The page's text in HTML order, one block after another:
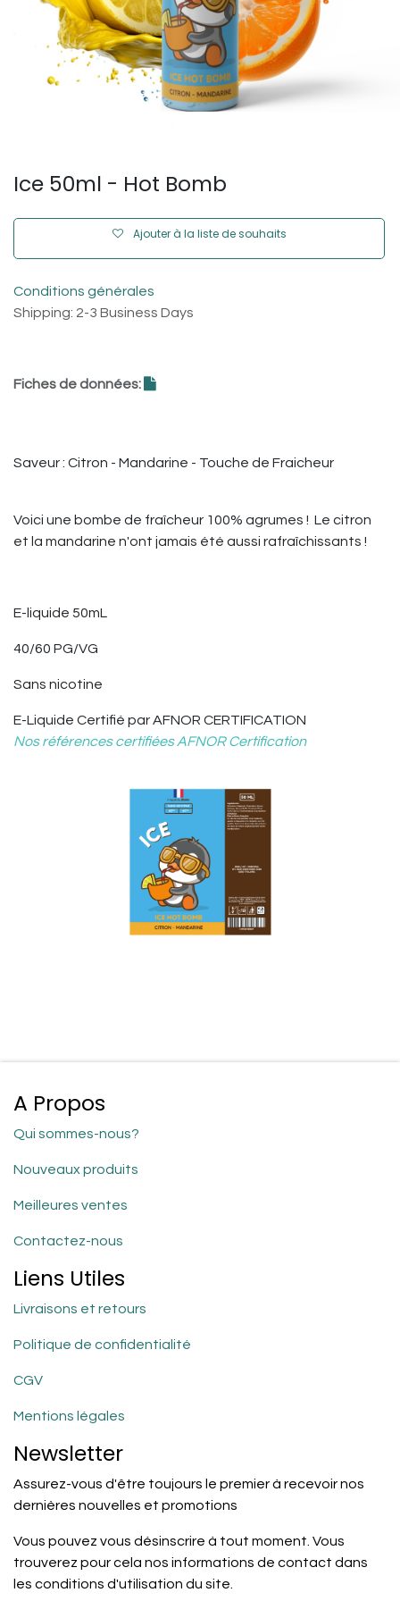
Ice 50ml - Hot Bomb
Ajouter à la liste de souhaits
Conditions générales
Shipping: 2-3 Business Days
Fiches de données:
Saveur : Citron - Mandarine - Touche de Fraicheur
Voici une bombe de fraîcheur 100% agrumes ! Le citron
et la mandarine n'ont jamais été aussi rafraîchissants !
E-liquide 50mL
40/60 PG/VG
Sans nicotine
E-Liquide Certifié par AFNOR CERTIFICATION
Nos références certifiées AFNOR Certification
A Propos
Qui sommes-nous?
Nouveaux produits
Meilleures ventes
Contactez-nous
Liens Utiles
Livraisons et retours
Politique de confidentialité
CGV
Mentions légales
Newsletter
Assurez-vous d'être toujours le premier à recevoir nos
dernières nouvelles et promotions
Vous pouvez vous désinscrire à tout moment. Vous
trouverez pour cela nos informations de contact dans
les conditions d'utilisation du site.